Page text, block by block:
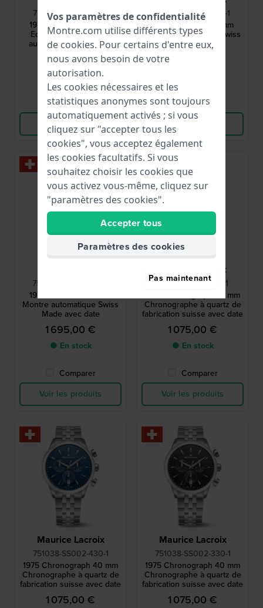
756207-SS001-130-2
1975 Automatic Legacy
Edition 39 mm Montre
automatique en édition
limitée de fabrication suisse
avec petite seconde
2 250,00 €
● En stock
Comparer
Voir les produits
756008-PVY12-130-1
1975 Automatic 40 mm
Montre automatique Swiss
Made avec date
1 695,00 €
Comparer
Voir les produits
756008-PVY12-330-1
1975 Automatic 40 mm
Montre automatique Swiss
Made avec date
1 695,00 €
● En stock
Comparer
Voir les produits
Maurice Lacroix
751038-SS002-131-1
1975 Chronograph 40 mm
Chronographe à quartz de
fabrication suisse avec date
1 075,00 €
● En stock
Comparer
Voir les produits
Maurice Lacroix
751038-SS002-430-1
1975 Chronograph 40 mm
Chronographe à quartz de
fabrication suisse avec date
1 075,00 €
Maurice Lacroix
751038-SS002-330-1
1975 Chronograph 40 mm
Chronographe à quartz de
fabrication suisse avec date
1 075,00 €
Vos paramètres de confidentialité
Montre.com utilise différents types
de cookies. Pour certains d'entre eux,
nous avons besoin de votre
autorisation.
Les cookies nécessaires et les
statistiques anonymes sont toujours
automatiquement activés ; si vous
cliquez sur "accepter tous les
cookies", vous acceptez également
les cookies facultatifs. Si vous
souhaitez choisir les cookies que
vous activez vous-même, cliquez sur
"paramètres des cookies".
Accepter tous
Paramètres des cookies
Pas maintenant